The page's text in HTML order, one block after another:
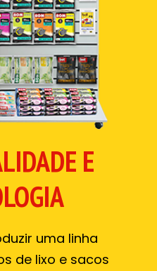
E
uma linha
de lixo e sacos